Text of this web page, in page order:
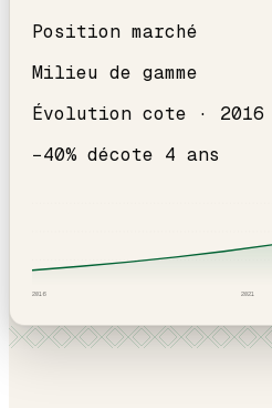
Position marché
Milieu de gamme
Évolution cote · 2016
−40% décote 4 ans
2016 2021